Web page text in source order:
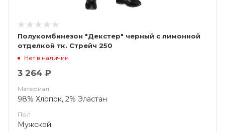
Полукомбинезон "Декстер" черный с лимонной
отделкой тк. Стрейч 250
Нет в наличии
3 264 ₽
Материал
98% Хлопок, 2% Эластан
Пол
Мужской